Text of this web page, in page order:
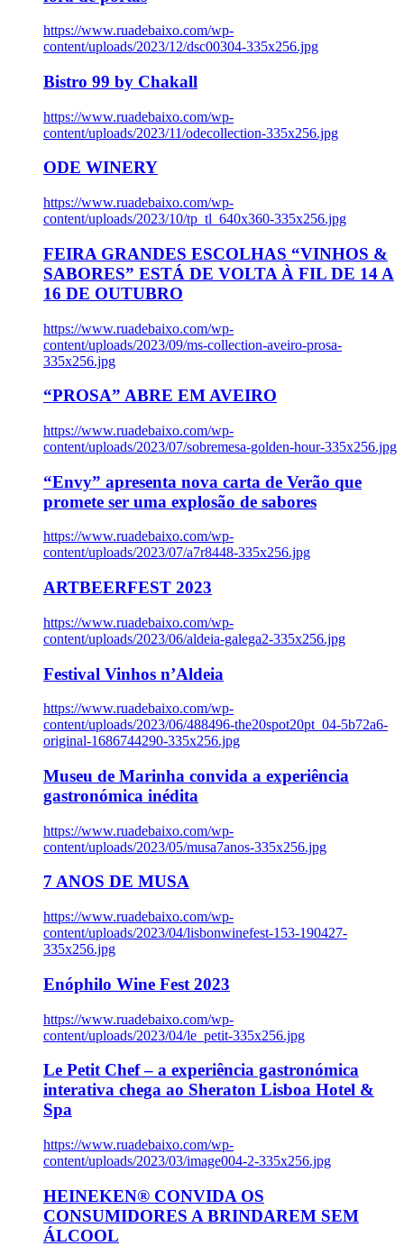
https://www.ruadebaixo.com/wp-
content/uploads/2023/12/dsc00304-335x256.jpg
Bistro 99 by Chakall
https://www.ruadebaixo.com/wp-
content/uploads/2023/11/odecollection-335x256.jpg
ODE WINERY
https://www.ruadebaixo.com/wp-
content/uploads/2023/10/tp_tl_640x360-335x256.jpg
FEIRA GRANDES ESCOLHAS “VINHOS &
SABORES” ESTÁ DE VOLTA À FIL DE 14 A
16 DE OUTUBRO
https://www.ruadebaixo.com/wp-
content/uploads/2023/09/ms-collection-aveiro-prosa-
335x256.jpg
“PROSA” ABRE EM AVEIRO
https://www.ruadebaixo.com/wp-
content/uploads/2023/07/sobremesa-golden-hour-335x256.jpg
“Envy” apresenta nova carta de Verão que
promete ser uma explosão de sabores
https://www.ruadebaixo.com/wp-
content/uploads/2023/07/a7r8448-335x256.jpg
ARTBEERFEST 2023
https://www.ruadebaixo.com/wp-
content/uploads/2023/06/aldeia-galega2-335x256.jpg
Festival Vinhos n’Aldeia
https://www.ruadebaixo.com/wp-
content/uploads/2023/06/488496-the20spot20pt_04-5b72a6-
original-1686744290-335x256.jpg
Museu de Marinha convida a experiência
gastronómica inédita
https://www.ruadebaixo.com/wp-
content/uploads/2023/05/musa7anos-335x256.jpg
7 ANOS DE MUSA
https://www.ruadebaixo.com/wp-
content/uploads/2023/04/lisbonwinefest-153-190427-
335x256.jpg
Enóphilo Wine Fest 2023
https://www.ruadebaixo.com/wp-
content/uploads/2023/04/le_petit-335x256.jpg
Le Petit Chef – a experiência gastronómica
interativa chega ao Sheraton Lisboa Hotel &
Spa
https://www.ruadebaixo.com/wp-
content/uploads/2023/03/image004-2-335x256.jpg
HEINEKEN® CONVIDA OS
CONSUMIDORES A BRINDAREM SEM
ÁLCOOL